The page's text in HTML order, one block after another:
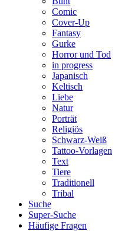
Comic
Cover-Up
Fantasy
Gurke
Horror und Tod
in progress
Japanisch
Keltisch
Liebe
Natur
Porträt
Religiös
Schwarz-Weiß
Tattoo-Vorlagen
Text
Tiere
Traditionell
Tribal
Suche
Super-Suche
Häufige Fragen